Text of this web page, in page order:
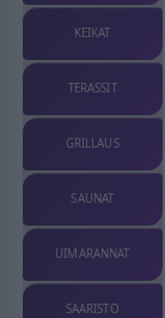
KEIKAT
TERASSIT
GRILLAUS
SAUNAT
UIMARANNAT
SAARISTO